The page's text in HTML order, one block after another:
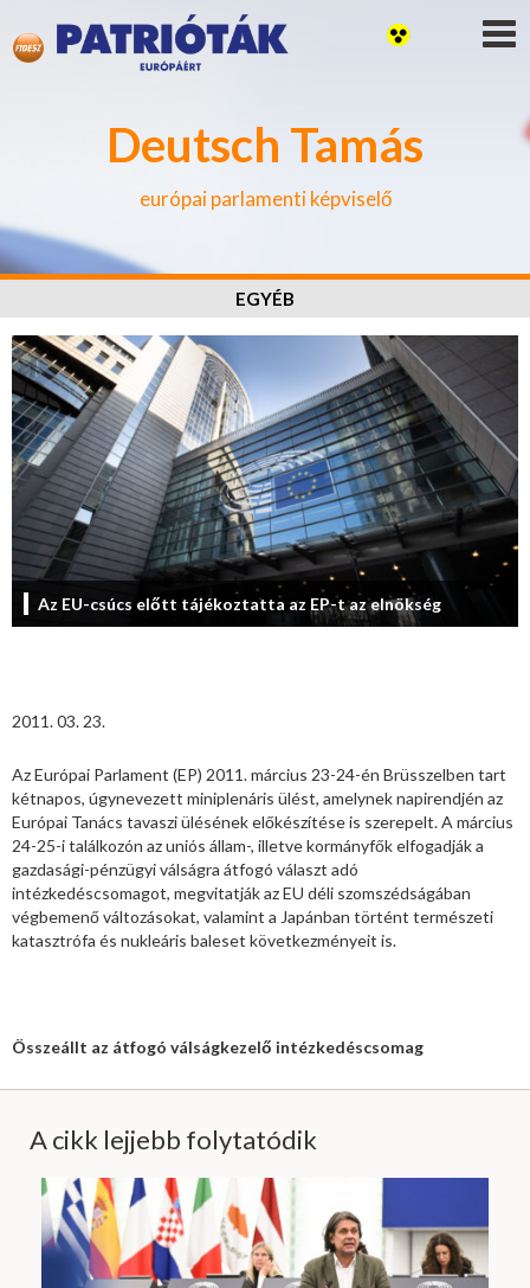
Deutsch Tamás
európai parlamenti képviselő
EGYÉB
Az EU-csúcs előtt tájékoztatta az EP-t az elnökség
2011. 03. 23.
Az Európai Parlament (EP) 2011. március 23-24-én Brüsszelben tart
kétnapos, úgynevezett miniplenáris ülést, amelynek napirendjén az
Európai Tanács tavaszi ülésének előkészítése is szerepelt. A március
24-25-i találkozón az uniós állam-, illetve kormányfők elfogadják a
gazdasági-pénzügyi válságra átfogó választ adó
intézkedéscsomagot, megvitatják az EU déli szomszédságában
végbemenő változásokat, valamint a Japánban történt természeti
katasztrófa és nukleáris baleset következményeit is.
Összeállt az átfogó válságkezelő intézkedéscsomag
A cikk lejjebb folytatódik